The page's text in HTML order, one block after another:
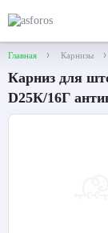
Главная Карнизы
Карниз для
D25К/16Г